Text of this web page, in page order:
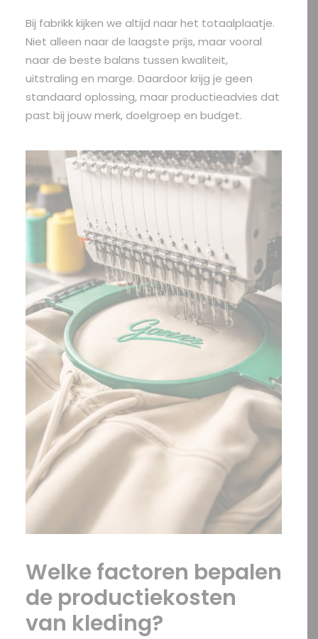
Bij fabrikk kijken we altijd naar het totaalplaatje.
Niet alleen naar de laagste prijs, maar vooral
naar de beste balans tussen kwaliteit,
uitstraling en marge. Daardoor krijg je geen
standaard oplossing, maar productieadvies dat
past bij jouw merk, doelgroep en budget.
Welke factoren bepalen
de productiekosten
van kleding?